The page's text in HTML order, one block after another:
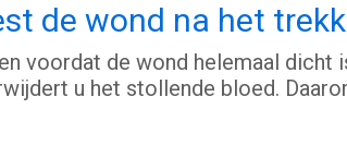
de wond na het
voordat de wond helemaal
u het stollende bloed.